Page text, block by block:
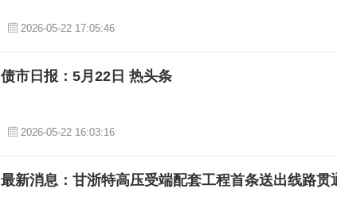
2026-05-22 17:05:46
债市日报：5月22日 热头条
2026-05-22 16:03:16
最新消息：甘浙特高压受端配套工程首条送出线路贯